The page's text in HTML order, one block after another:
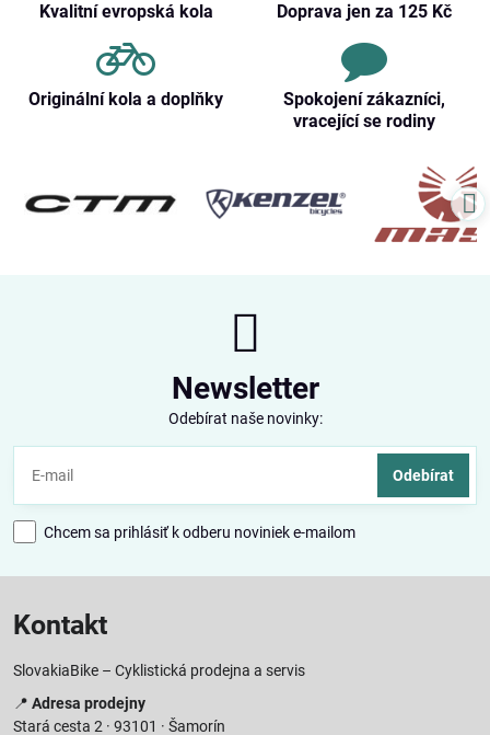
Kvalitní evropská kola Doprava jen za 125 Kč
Originální kola a doplňky
Spokojení zákazníci,
vracející se rodiny
Newsletter
Odebírat naše novinky:
Odebírat
Chcem sa prihlásiť k odberu noviniek e-mailom
Kontakt
SlovakiaBike – Cyklistická prodejna a servis
📍 Adresa prodejny
Stará cesta 2 · 93101 · Šamorín